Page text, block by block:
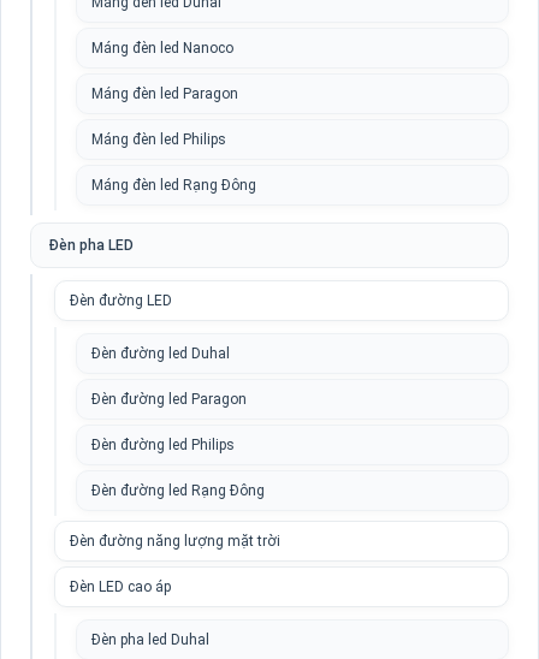
Máng đèn led Nanoco
Máng đèn led Paragon
Máng đèn led Philips
Máng đèn led Rạng Đông
Đèn pha LED
Đèn đường LED
Đèn đường led Duhal
Đèn đường led Paragon
Đèn đường led Philips
Đèn đường led Rạng Đông
Đèn đường năng lượng mặt trời
Đèn LED cao áp
Đèn pha led Duhal